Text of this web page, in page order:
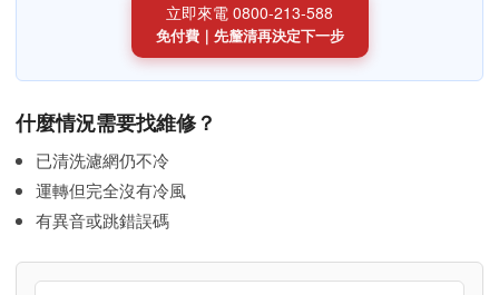
立即來電 0800-213-588
免付費｜先釐清再決定下一步
什麼情況需要找維修？
已清洗濾網仍不冷
運轉但完全沒有冷風
有異音或跳錯誤碼